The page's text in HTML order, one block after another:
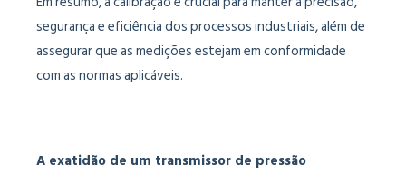
segurança e eficiência dos processos industriais, além de
assegurar que as medições estejam em conformidade
com as normas aplicáveis.
A exatidão de um transmissor de pressão